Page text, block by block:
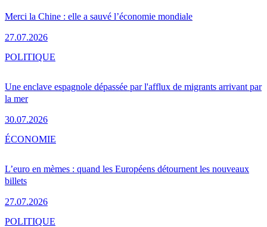
Merci la Chine : elle a sauvé l’économie mondiale
27.07.2026
Une enclave espagnole dépassée par l'afflux de migrants arrivant par
la mer
30.07.2026
POLITIQUE
L’euro en mèmes : quand les Européens détournent les nouveaux
billets
27.07.2026
ÉCONOMIE
POLITIQUE